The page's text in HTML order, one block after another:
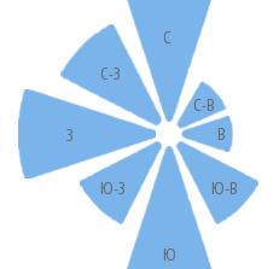
С
С-В
В
Ю-В
Ю
Ю-З
З
С-З